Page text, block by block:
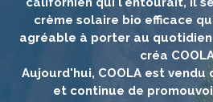
crème solaire bio efficace
agréable à porter au
créa
Aujourd'hui, COOLA est vendu
et continue de